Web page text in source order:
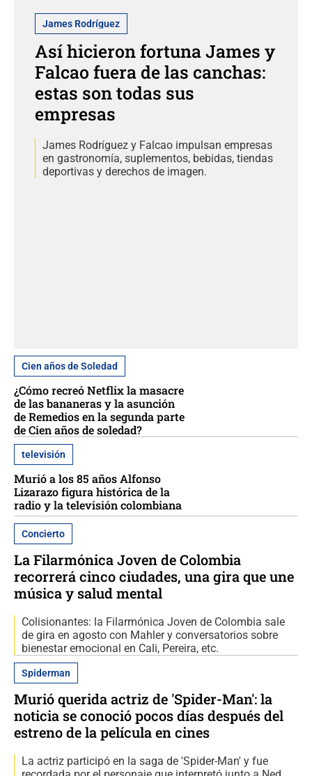
James Rodríguez
Así hicieron fortuna James y
Falcao fuera de las canchas:
estas son todas sus
empresas
James Rodríguez y Falcao impulsan empresas
en gastronomía, suplementos, bebidas, tiendas
deportivas y derechos de imagen.
Cien años de Soledad
¿Cómo recreó Netflix la masacre
de las bananeras y la asunción
de Remedios en la segunda parte
de Cien años de soledad?
televisión
Murió a los 85 años Alfonso
Lizarazo figura histórica de la
radio y la televisión colombiana
Concierto
La Filarmónica Joven de Colombia
recorrerá cinco ciudades, una gira que une
música y salud mental
Colisionantes: la Filarmónica Joven de Colombia sale
de gira en agosto con Mahler y conversatorios sobre
bienestar emocional en Cali, Pereira, etc.
Spiderman
Murió querida actriz de 'Spider-Man': la
noticia se conoció pocos días después del
estreno de la película en cines
La actriz participó en la saga de 'Spider-Man' y fue